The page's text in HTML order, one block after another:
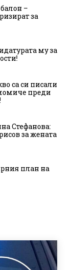
–
за
му за
са си писали
преди
Стефанова:
за жената
план на